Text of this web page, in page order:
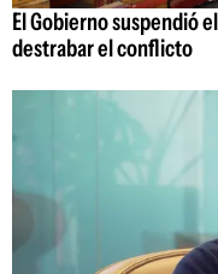
El Gobierno suspendió
destrabar el conflicto